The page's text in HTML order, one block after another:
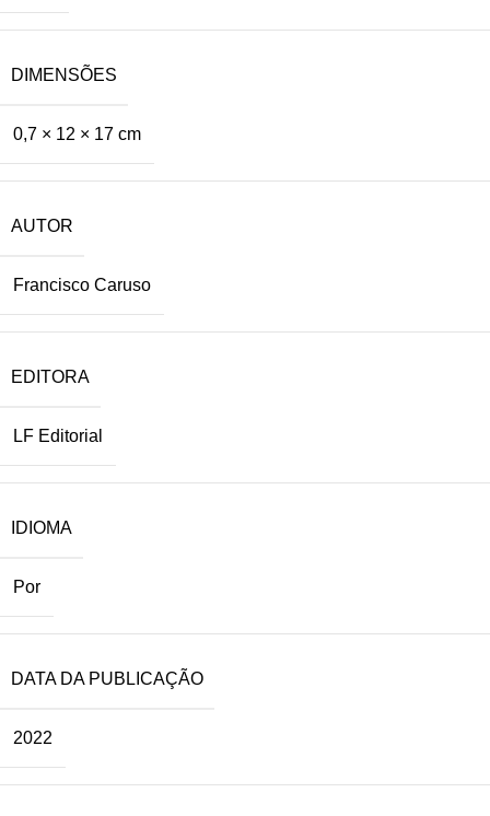
DIMENSÕES
0,7 × 12 × 17 cm
AUTOR
Francisco Caruso
EDITORA
LF Editorial
IDIOMA
Por
DATA DA PUBLICAÇÃO
2022